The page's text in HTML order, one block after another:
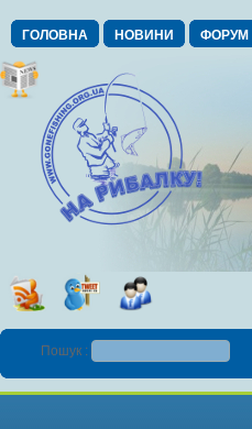
ГОЛОВНА НОВИНИ ФОРУМ
Пошук :